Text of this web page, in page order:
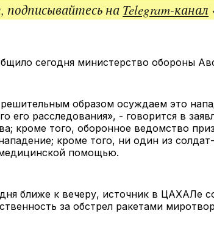
подписывайтесь на Telegram-канал
сегодня министерство обороны
образом осуждаем это
его расследования», - говорится в
кроме того, оборонное ведомство
кроме того, ни один из
помощью.
ближе к вечеру, источник в ЦАХАЛе
за обстрел ракетами